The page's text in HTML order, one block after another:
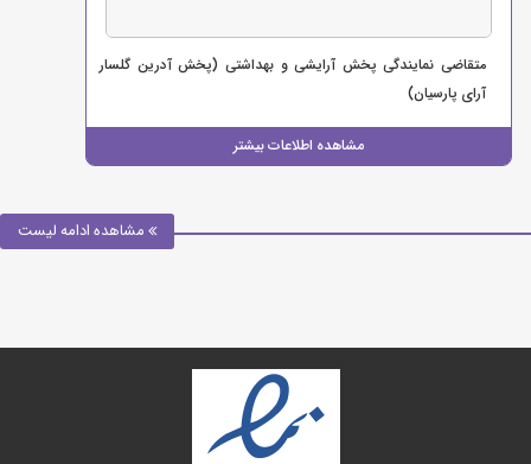
مشاهده اطلاعات بیشتر
متقاضی نمایندگی پخش آرایشی و بهداشتی (پخش آدرین گلسار
آرای پارسیان)
مشاهده ادامه لیست